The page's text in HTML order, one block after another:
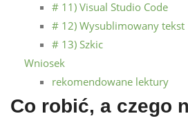
# 11) Visual Studio Code
# 12) Wysublimowany tekst
# 13) Szkic
Wniosek
rekomendowane lektury
Co robić, a czego